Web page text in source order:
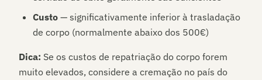
Custo — significativamente inferior à trasladação
de corpo (normalmente abaixo dos 500€)
Dica: Se os custos de repatriação do corpo forem
muito elevados, considere a cremação no país do